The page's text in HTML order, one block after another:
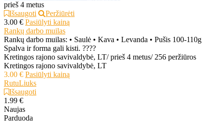
prieš 4 metus
Išsaugoti
Peržiūrėti
3.00 € Pasiūlyti kainą
Rankų darbo muilas
Rankų darbo muilas: • Saulė • Kava • Levanda • Pušis 100-110g
Spalva ir forma gali kisti. ????
Kretingos rajono savivaldybė, LT/ prieš 4 metus/ 256 peržiūros
Kretingos rajono savivaldybė, LT
3.00 € Pasiūlyti kainą
RutuLiuks
Išsaugoti
1.99 €
Naujas
Parduoda